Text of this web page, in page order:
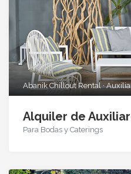
Abanik Chillout Rental ·
Alquiler de
Para Bodas y Caterings